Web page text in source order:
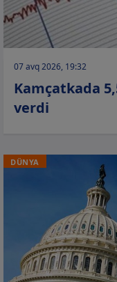
07 avq 2026, 19:32
Kamçatkada
verdi
DÜNYA